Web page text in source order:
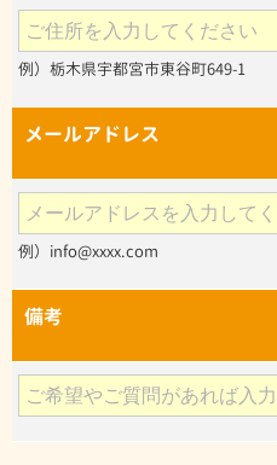
例）栃木県宇都宮市東谷町649-1
メールアドレス
例）info@xxxx.com
備考